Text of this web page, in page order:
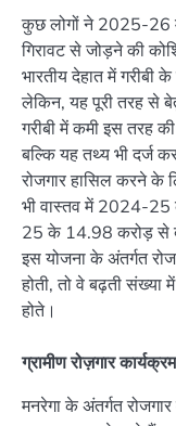
कुछ लोगों ने 2025-26
गिरावट से जोड़ने की
भारतीय देहात में गरीबी
लेकिन, यह पूरी तरह से
गरीबी में कमी इस तरह
बल्कि यह तथ्य भी दर्ज
रोजगार हासिल करने के
भी वास्तव में 2024-
25 के 14.98 करोड़ से
इस योजना के अंतर्गत
होती, तो वे बढ़ती संख्या
होते।
ग्रामीण रोज़गार
मनरेगा के अंतर्गत